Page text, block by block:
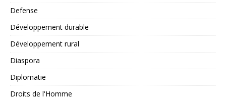
Defense
Développement durable
Développement rural
Diaspora
Diplomatie
Droits de l'Homme